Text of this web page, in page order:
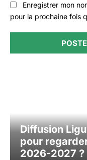
Enregistrer mon
pour la prochaine fois
Diffusion
pour
2026-2027 ?